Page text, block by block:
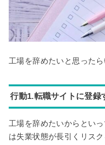
工場を辞めたいと思った
行動1.転職サイトに登録
工場を辞めたいからとい
は失業状態が長引くリス